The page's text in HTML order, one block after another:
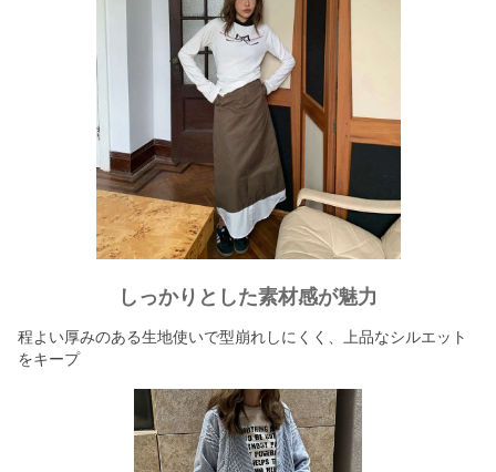
しっかりとした素材感が魅力
程よい厚みのある生地使いで型崩れしにくく、上品なシルエット
をキープ